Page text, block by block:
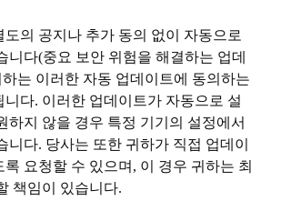
도의 공지나 추가 동의 없이 자동으로
니다(중요 보안 위험을 해결하는 업데
는 이러한 자동 업데이트에 동의하는
니다. 이러한 업데이트가 자동으로 설
하지 않을 경우 특정 기기의 설정에서
니다. 당사는 또한 귀하가 직접 업데이
록 요청할 수 있으며, 이 경우 귀하는 최
책임이 있습니다.